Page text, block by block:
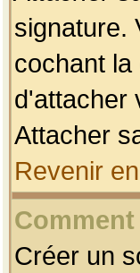
signature.
cochant
d'attacher
Attacher
Revenir
Créer un